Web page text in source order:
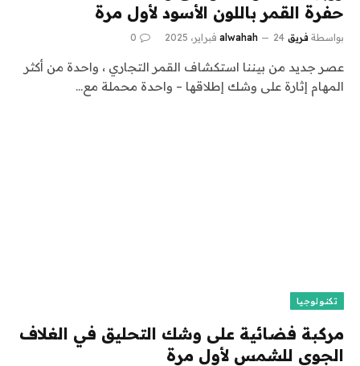
حفرة القمر باللون الأسود لأول مرة
بواسطة فريق alwahah 24 فبراير، 2025 0
عصر جديد من بيننا استكشاف القمر التجاري ، واحدة من أكثر
المهام إثارة على وشك إطلاقها – واحدة محملة مع…
تكنولوجيا
مركبة فضائية على وشك التحليق في الغلاف
الجوي للشمس لأول مرة